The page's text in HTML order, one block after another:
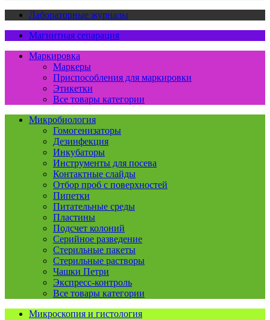
Лабораторные журналы
Магнитная сепарация
Маркировка
Маркеры
Приспособления для маркировки
Этикетки
Все товары категории
Микробиология
Гомогенизаторы
Дезинфекция
Инкубаторы
Инструменты для посева
Контактные слайды
Отбор проб с поверхностей
Пипетки
Питательные среды
Пластины
Подсчет колоний
Серийное разведение
Стерильные пакеты
Стерильные растворы
Чашки Петри
Экспресс-контроль
Все товары категории
Микроскопия и гистология